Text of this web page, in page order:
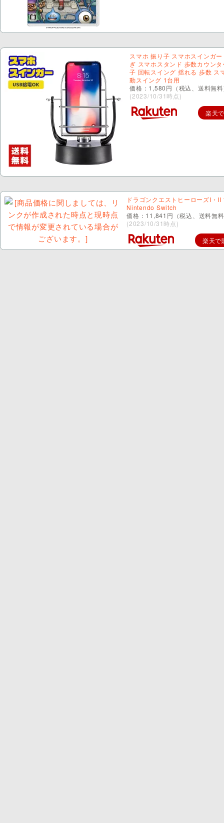
スマホ 振り子 スマホスインガ
ぎ スマホスタンド 歩数カウン
子 回転スイング 揺れる 歩数 ス
動スイング 1台用
価格：1,580円（税込、送料無
(2023/10/31時点)
楽天
ドラゴンクエストヒーローズI・II
Nintendo Switch
価格：11,841円（税込、送料無
(2023/10/31時点)
楽天で